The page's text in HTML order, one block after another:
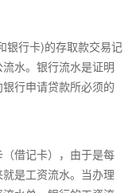
银行卡)的存取款交易记
水。银行流水是证明
行申请贷款所必须的
借记卡），由于是每
是工资流水。当办理